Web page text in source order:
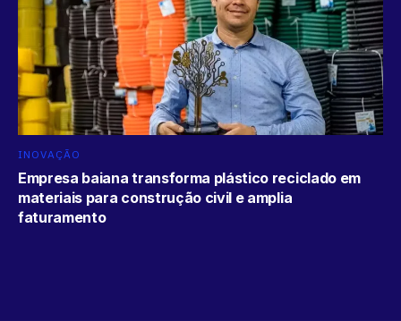
INOVAÇÃO
Empresa baiana transforma plástico reciclado em
materiais para construção civil e amplia
faturamento